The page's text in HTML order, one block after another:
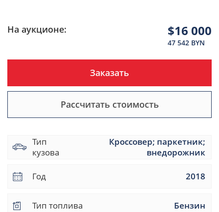
На аукционе: $16 000
47 542 BYN
Заказать
Рассчитать стоимость
Тип
кузова
Кроссовер; паркетник;
внедорожник
Год 2018
Тип топлива Бензин